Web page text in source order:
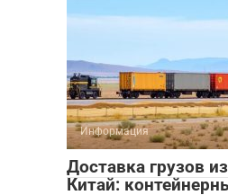
Информация
Доставка грузов
Китай: